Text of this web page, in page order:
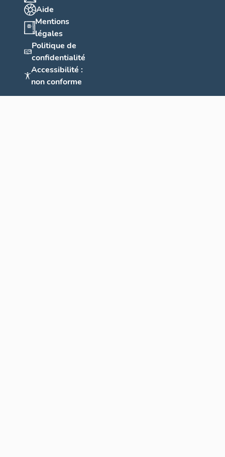
Aide
Mentions
légales
Politique de
confidentialité
Accessibilité :
non conforme